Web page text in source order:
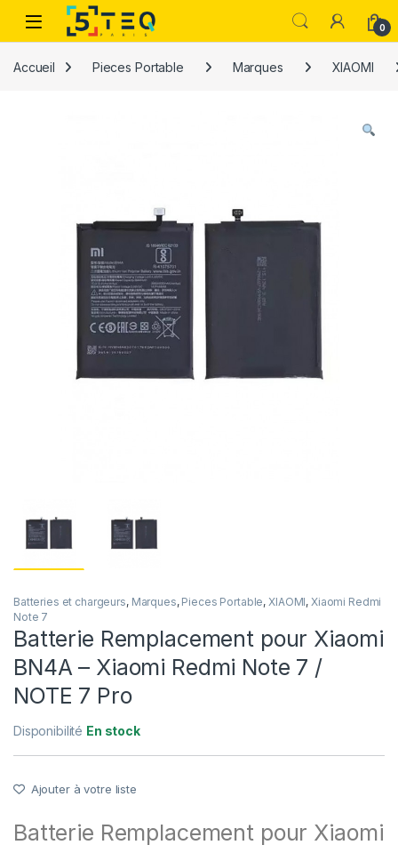
Passer à la navigation
Aller au contenu
0
Accueil Pieces Portable Marques XIAOMI
Batteries et chargeurs, Marques, Pieces Portable, XIAOMI, Xiaomi Redmi
Note 7
Batterie Remplacement pour Xiaomi
BN4A – Xiaomi Redmi Note 7 /
NOTE 7 Pro
Disponibilité En stock
Ajouter à votre liste
Batterie Remplacement pour Xiaomi